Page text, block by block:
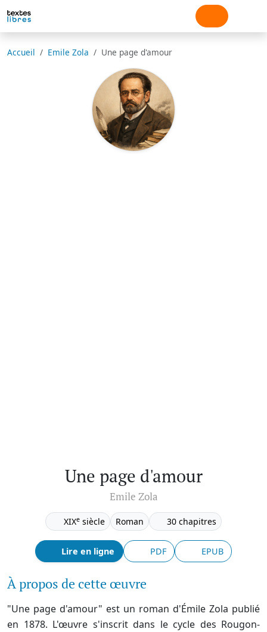
Accueil Emile Zola Une page d'amour
Une page d'amour
Emile Zola
XIXesiècle Roman 30 chapitres
Lire en ligne PDF EPUB
À propos de cette œuvre
"Une page d'amour" est un roman d'Émile Zola publié
en 1878. L'œuvre s'inscrit dans le cycle des Rougon-